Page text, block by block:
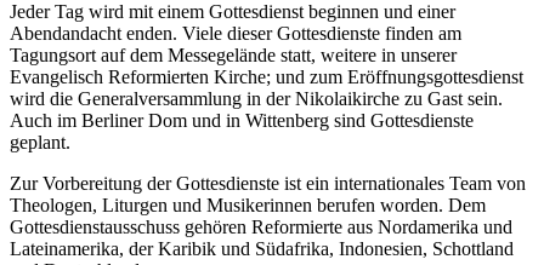
Jeder Tag wird mit einem Gottesdienst beginnen und einer
Abendandacht enden. Viele dieser Gottesdienste finden am
Tagungsort auf dem Messegelände statt, weitere in unserer
Evangelisch Reformierten Kirche; und zum Eröffnungsgottesdienst
wird die Generalversammlung in der Nikolaikirche zu Gast sein.
Auch im Berliner Dom und in Wittenberg sind Gottesdienste
geplant.
Zur Vorbereitung der Gottesdienste ist ein internationales Team von
Theologen, Liturgen und Musikerinnen berufen worden. Dem
Gottesdienstausschuss gehören Reformierte aus Nordamerika und
Lateinamerika, der Karibik und Südafrika, Indonesien, Schottland